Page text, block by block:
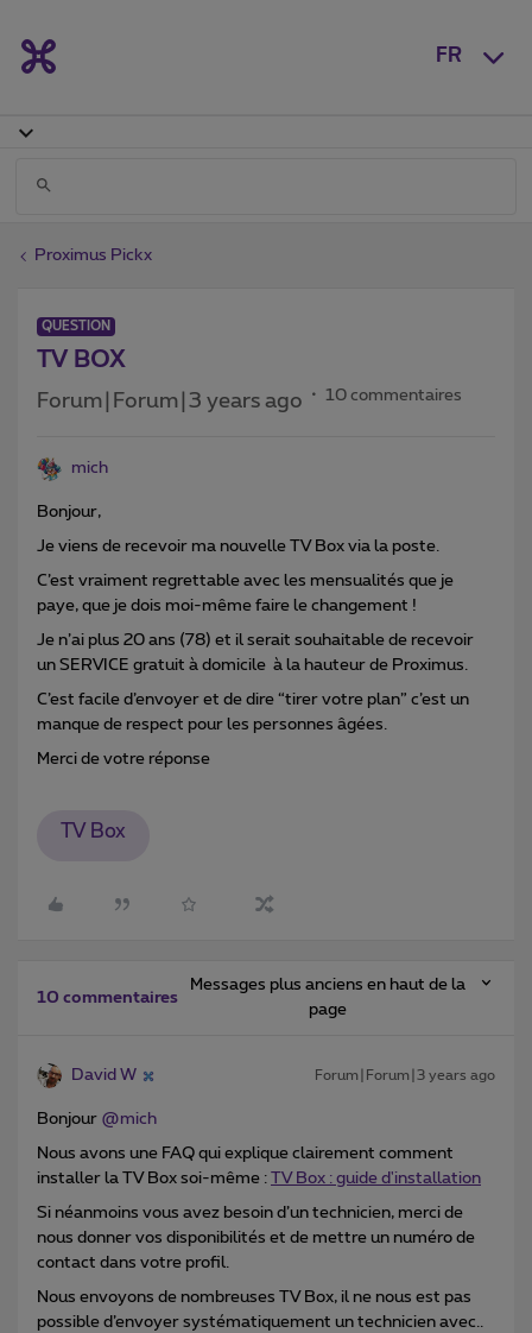
FR
Proximus Pickx
QUESTION
TV BOX
Forum|Forum|3 years ago 10 commentaires
mich
Bonjour,
Je viens de recevoir ma nouvelle TV Box via la poste.
C’est vraiment regrettable avec les mensualités que je
paye, que je dois moi-même faire le changement !
Je n’ai plus 20 ans (78) et il serait souhaitable de recevoir
un SERVICE gratuit à domicile à la hauteur de Proximus.
C’est facile d’envoyer et de dire “tirer votre plan” c’est un
manque de respect pour les personnes âgées.
Merci de votre réponse
TV Box
10 commentaires
Messages plus anciens en haut de la
page
David W Forum|Forum|3 years ago
Bonjour @mich
Nous avons une FAQ qui explique clairement comment
installer la TV Box soi-même :
TV Box : guide d'installation
Si néanmoins vous avez besoin d’un technicien, merci de
nous donner vos disponibilités et de mettre un numéro de
contact dans votre profil.
Nous envoyons de nombreuses TV Box, il ne nous est pas
possible d’envoyer systématiquement un technicien avec..